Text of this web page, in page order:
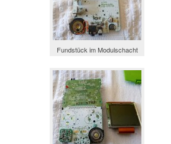
Fundstück im Modulschacht